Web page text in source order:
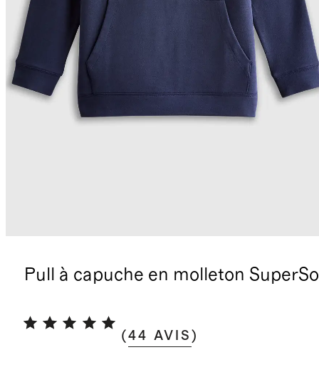
Pull à capuche en molleton
(44 AVIS )